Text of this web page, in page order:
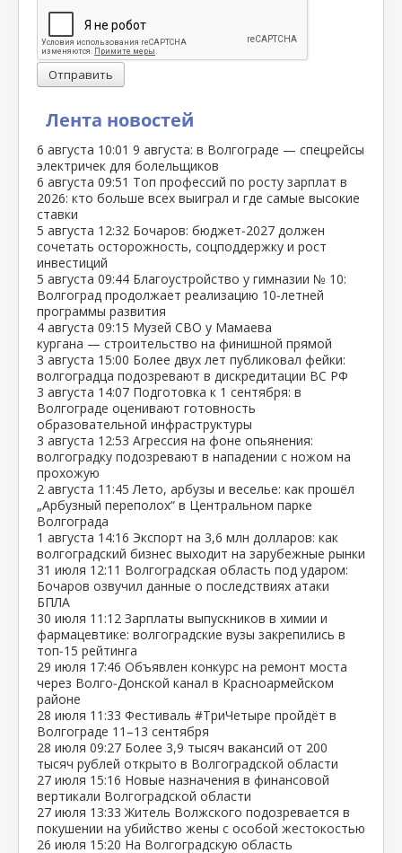
Лента новостей
6 августа 10:01 9 августа: в Волгограде — спецрейсы
электричек для болельщиков
6 августа 09:51 Топ профессий по росту зарплат в
2026: кто больше всех выиграл и где самые высокие
ставки
5 августа 12:32 Бочаров: бюджет‑2027 должен
сочетать осторожность, соцподдержку и рост
инвестиций
5 августа 09:44 Благоустройство у гимназии № 10:
Волгоград продолжает реализацию 10‑летней
программы развития
4 августа 09:15 Музей СВО у Мамаева
кургана — строительство на финишной прямой
3 августа 15:00 Более двух лет публиковал фейки:
волгоградца подозревают в дискредитации ВС РФ
3 августа 14:07 Подготовка к 1 сентября: в
Волгограде оценивают готовность
образовательной инфраструктуры
3 августа 12:53 Агрессия на фоне опьянения:
волгоградку подозревают в нападении с ножом на
прохожую
2 августа 11:45 Лето, арбузы и веселье: как прошёл
„Арбузный переполох“ в Центральном парке
Волгограда
1 августа 14:16 Экспорт на 3,6 млн долларов: как
волгоградский бизнес выходит на зарубежные рынки
31 июля 12:11 Волгоградская область под ударом:
Бочаров озвучил данные о последствиях атаки
БПЛА
30 июля 11:12 Зарплаты выпускников в химии и
фармацевтике: волгоградские вузы закрепились в
топ‑15 рейтинга
29 июля 17:46 Объявлен конкурс на ремонт моста
через Волго‑Донской канал в Красноармейском
районе
28 июля 11:33 Фестиваль #ТриЧетыре пройдёт в
Волгограде 11–13 сентября
28 июля 09:27 Более 3,9 тысяч вакансий от 200
тысяч рублей открыто в Волгоградской области
27 июля 15:16 Новые назначения в финансовой
вертикали Волгоградской области
27 июля 13:33 Житель Волжского подозревается в
покушении на убийство жены с особой жестокостью
26 июля 15:20 На Волгоградскую область
Отправить